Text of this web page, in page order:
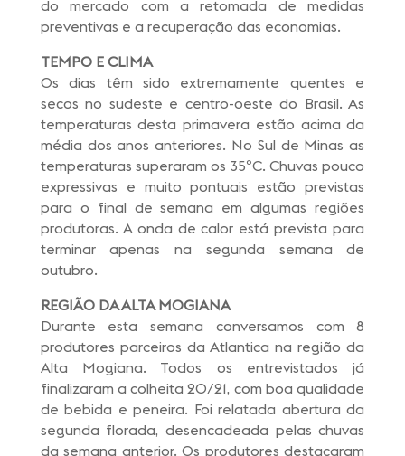
do mercado com a retomada de medidas
preventivas e a recuperação das economias.
TEMPO E CLIMA
Os dias têm sido extremamente quentes e
secos no sudeste e centro-oeste do Brasil. As
temperaturas desta primavera estão acima da
média dos anos anteriores. No Sul de Minas as
temperaturas superaram os 35ºC. Chuvas pouco
expressivas e muito pontuais estão previstas
para o final de semana em algumas regiões
produtoras. A onda de calor está prevista para
terminar apenas na segunda semana de
outubro.
REGIÃO DA ALTA MOGIANA
Durante esta semana conversamos com 8
produtores parceiros da Atlantica na região da
Alta Mogiana. Todos os entrevistados já
finalizaram a colheita 20/21, com boa qualidade
de bebida e peneira. Foi relatada abertura da
segunda florada, desencadeada pelas chuvas
da semana anterior. Os produtores destacaram